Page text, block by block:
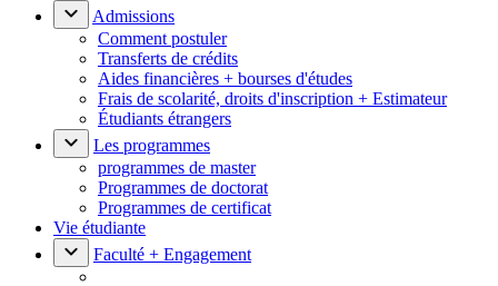
Admissions
Comment postuler
Transferts de crédits
Aides financières + bourses d'études
Frais de scolarité, droits d'inscription + Estimateur
Étudiants étrangers
Les programmes
programmes de master
Programmes de doctorat
Programmes de certificat
Vie étudiante
Faculté + Engagement